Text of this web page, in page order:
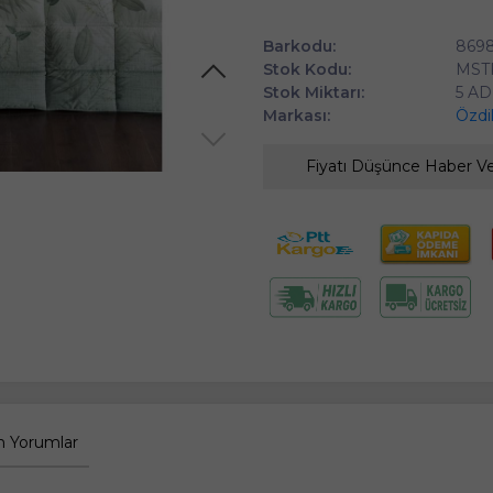
Barkodu:
Stok Kodu:
Stok Miktarı:
5
Markası:
Fiyatı Düşünce Haber
Yorumlar